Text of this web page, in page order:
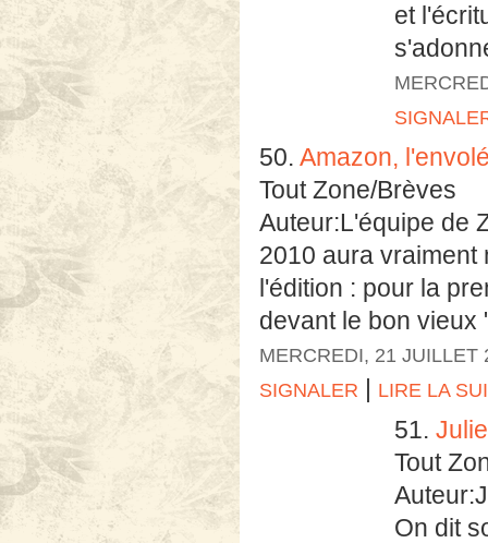
et
50. Amazon,
Tout Zone/Brèves
Auteur:L'équipe de
2010 aura vraiment
l'édition : pour la
devant le bon vieux
MERCREDI, 21 JUILLET
SIGNALER | LIRE LA
51.
Tout
On dit